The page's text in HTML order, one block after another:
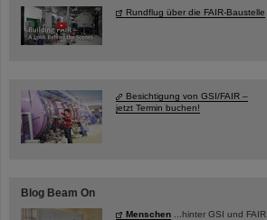
Rundflug über die FAIR-Baustelle
Besichtigung von GSI/FAIR –
jetzt Termin buchen!
Blog Beam On
Menschen ...hinter GSI und FAIR.